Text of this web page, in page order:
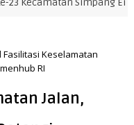
Simpang Empat:
2026
Fasilitasi Keselamatan
RI
Jalan,